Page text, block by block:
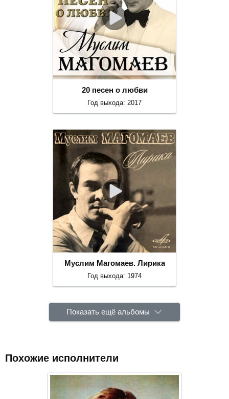
20 песен о любви
Год выхода: 2017
Муслим Магомаев. Лирика
Год выхода: 1974
Показать ещё альбомы
Похожие исполнители